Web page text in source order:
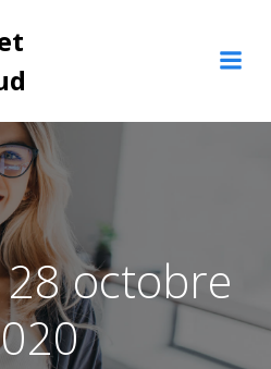
octobre